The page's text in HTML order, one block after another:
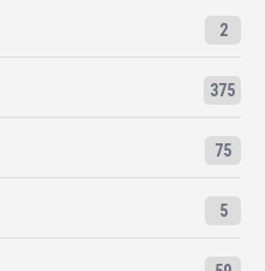
2
375
75
5